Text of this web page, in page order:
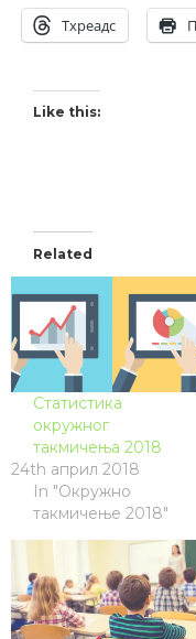
Тхреадс
Like this:
Related
Статистика
окружног
такмичења 2018
24th април 2018
In "Окружно
такмичење 2018"